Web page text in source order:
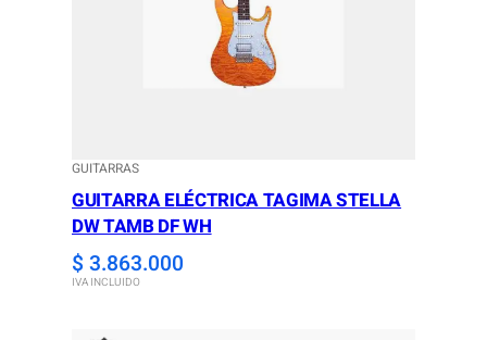
GUITARRAS
GUITARRA ELÉCTRICA TAGIMA STELLA
DW TAMB DF WH
$ 3.863.000
IVA INCLUIDO